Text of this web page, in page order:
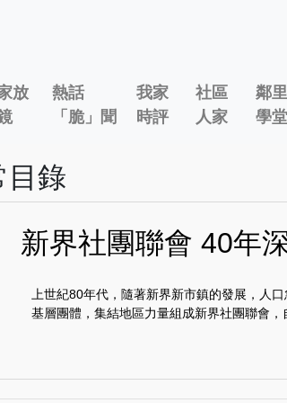
放
熱話
「脆」聞
我家
時評
社區
人家
鄰里
學堂
目錄
新界社團聯會 40年
上世紀80年代，隨著新界新市鎮的發展，人
基層團體，集結地區力量組成新界社團聯會，